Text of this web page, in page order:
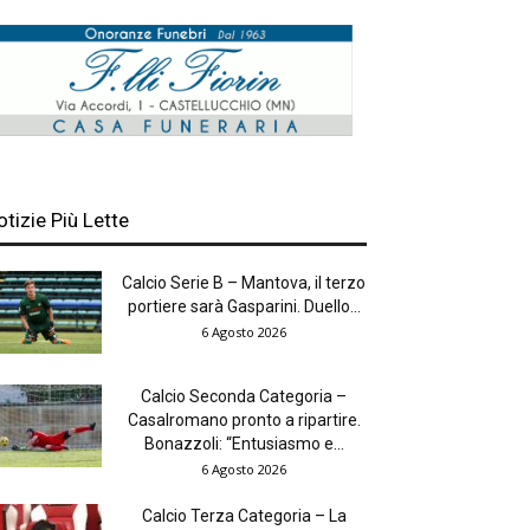
Più Lette
Calcio Serie B – Mantova, il terzo
portiere sarà Gasparini. Duello...
6 Agosto 2026
Calcio Seconda Categoria –
Casalromano pronto a ripartire.
Bonazzoli: “Entusiasmo e...
6 Agosto 2026
Calcio Terza Categoria – La